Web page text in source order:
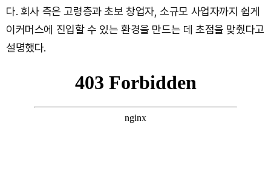
다. 회사 측은 고령층과 초보 창업자, 소규모 사업자까지 쉽게
이커머스에 진입할 수 있는 환경을 만드는 데 초점을 맞췄다고
설명했다.